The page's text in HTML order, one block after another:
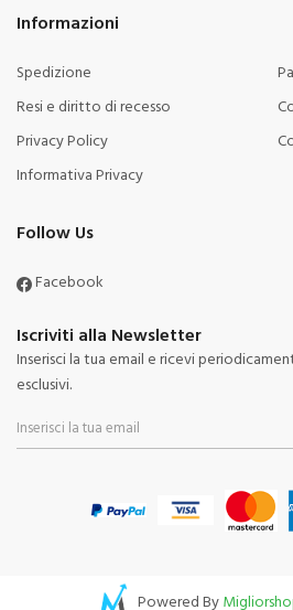
Informazioni
Spedizione
Resi e diritto di recesso
Privacy Policy
Informativa Privacy
Follow Us
Facebook
Iscriviti alla Newsletter
Inserisci la tua email e ricevi
esclusivi.
Powered By